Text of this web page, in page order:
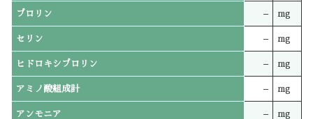
プロリン – mg
セリン – mg
ヒドロキシプロリン – mg
アミノ酸組成計 – mg
アンモニア – mg